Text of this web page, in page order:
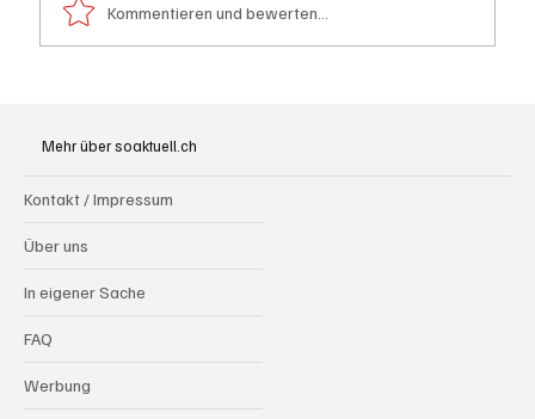
aufrütteln
Kommentieren und bewerten...
Mehr über soaktuell.ch
Kontakt / Impressum
Über uns
In eigener Sache
FAQ
Werbung